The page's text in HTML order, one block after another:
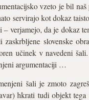
vzeto je bil
servirajo kot dokaz
– verjamejo, da je dokaz
zaskrbljene slovenske
učinek v navedeni
argumentaciji …
šali je zmoto
hkrati tudi objekt tega